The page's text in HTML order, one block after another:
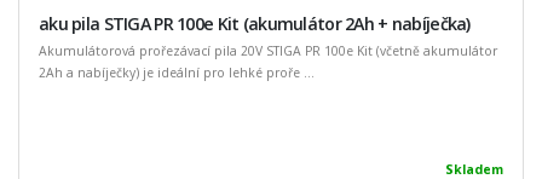
aku pila STIGA PR 100e Kit (akumulátor 2Ah + nabíječka)
Akumulátorová prořezávací pila 20V STIGA PR 100e Kit (včetně akumulátor
2Ah a nabíječky) je ideální pro lehké proře ...
Skladem